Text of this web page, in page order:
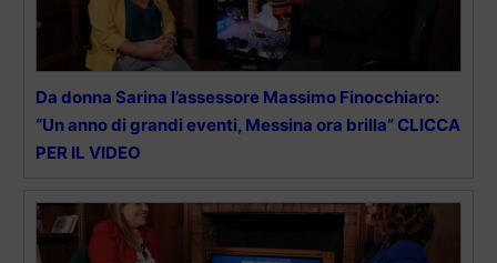
Da donna Sarina l’assessore Massimo Finocchiaro:
“Un anno di grandi eventi, Messina ora brilla” CLICCA
PER IL VIDEO